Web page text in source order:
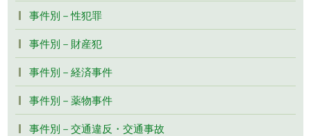
事件別－性犯罪
事件別－財産犯
事件別－経済事件
事件別－薬物事件
事件別－交通違反・交通事故